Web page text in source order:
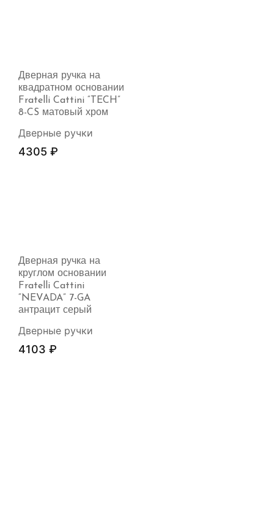
Дверная ручка на
квадратном основании
Fratelli Cattini “TECH”
8-CS матовый хром
Дверные ручки
4305 ₽
Дверная ручка на
круглом основании
Fratelli Cattini
“NEVADA” 7-GA
антрацит серый
Дверные ручки
4103 ₽